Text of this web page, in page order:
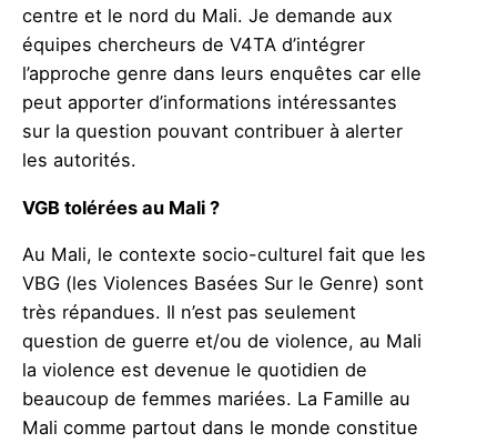
centre et le nord du Mali. Je demande aux
équipes chercheurs de V4TA d’intégrer
l’approche genre dans leurs enquêtes car elle
peut apporter d’informations intéressantes
sur la question pouvant contribuer à alerter
les autorités.
VGB tolérées au Mali ?
Au Mali, le contexte socio-culturel fait que les
VBG (les Violences Basées Sur le Genre) sont
très répandues. Il n’est pas seulement
question de guerre et/ou de violence, au Mali
la violence est devenue le quotidien de
beaucoup de femmes mariées. La Famille au
Mali comme partout dans le monde constitue